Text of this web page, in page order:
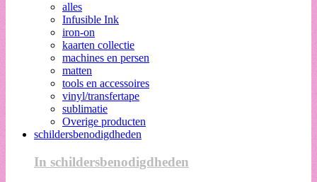
alles
Infusible Ink
iron-on
kaarten collectie
machines en persen
matten
tools en accessoires
vinyl/transfertape
sublimatie
Overige producten
schildersbenodigdheden
In schildersbenodigdheden